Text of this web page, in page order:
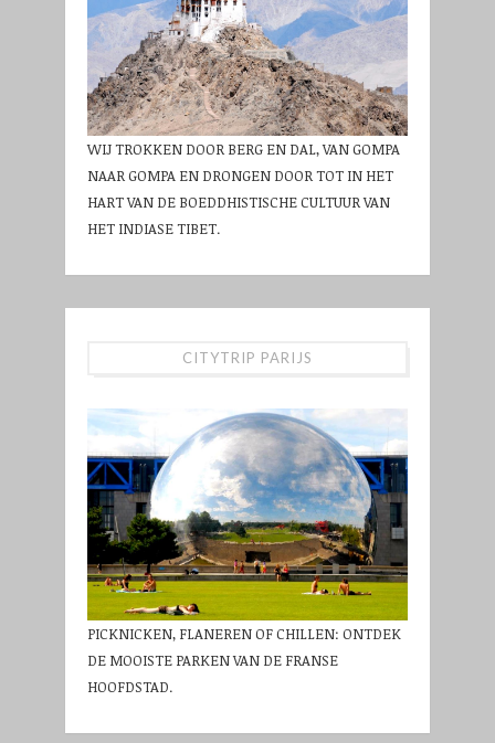
WIJ TROKKEN DOOR BERG EN DAL, VAN GOMPA
NAAR GOMPA EN DRONGEN DOOR TOT IN HET
HART VAN DE BOEDDHISTISCHE CULTUUR VAN
HET INDIASE TIBET.
CITYTRIP PARIJS
PICKNICKEN, FLANEREN OF CHILLEN: ONTDEK
DE MOOISTE PARKEN VAN DE FRANSE
HOOFDSTAD.